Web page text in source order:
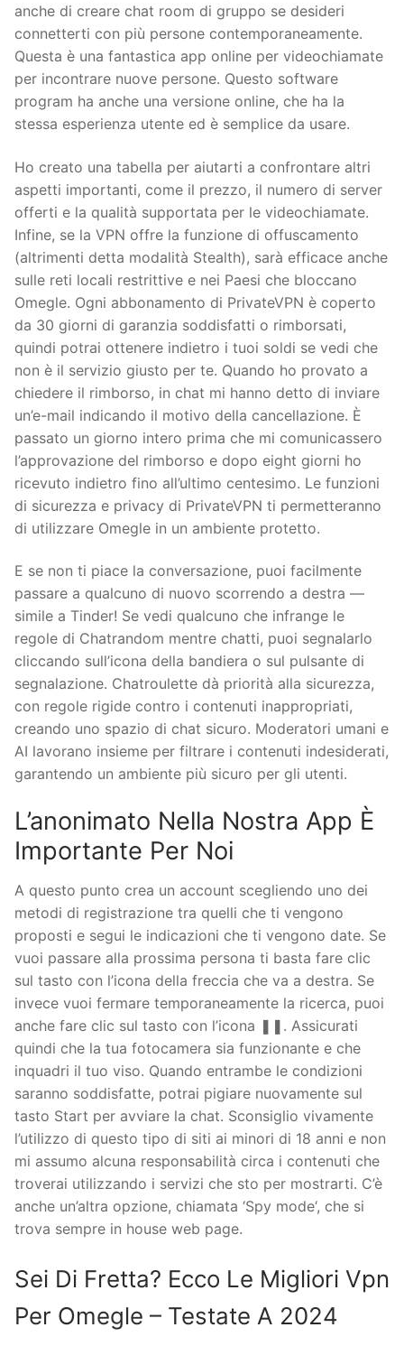
anche di creare chat room di gruppo se desideri
connetterti con più persone contemporaneamente.
Questa è una fantastica app online per videochiamate
per incontrare nuove persone. Questo software
program ha anche una versione online, che ha la
stessa esperienza utente ed è semplice da usare.
Ho creato una tabella per aiutarti a confrontare altri
aspetti importanti, come il prezzo, il numero di server
offerti e la qualità supportata per le videochiamate.
Infine, se la VPN offre la funzione di offuscamento
(altrimenti detta modalità Stealth), sarà efficace anche
sulle reti locali restrittive e nei Paesi che bloccano
Omegle. Ogni abbonamento di PrivateVPN è coperto
da 30 giorni di garanzia soddisfatti o rimborsati,
quindi potrai ottenere indietro i tuoi soldi se vedi che
non è il servizio giusto per te. Quando ho provato a
chiedere il rimborso, in chat mi hanno detto di inviare
un’e-mail indicando il motivo della cancellazione. È
passato un giorno intero prima che mi comunicassero
l’approvazione del rimborso e dopo eight giorni ho
ricevuto indietro fino all’ultimo centesimo. Le funzioni
di sicurezza e privacy di PrivateVPN ti permetteranno
di utilizzare Omegle in un ambiente protetto.
E se non ti piace la conversazione, puoi facilmente
passare a qualcuno di nuovo scorrendo a destra —
simile a Tinder! Se vedi qualcuno che infrange le
regole di Chatrandom mentre chatti, puoi segnalarlo
cliccando sull’icona della bandiera o sul pulsante di
segnalazione. Chatroulette dà priorità alla sicurezza,
con regole rigide contro i contenuti inappropriati,
creando uno spazio di chat sicuro. Moderatori umani e
AI lavorano insieme per filtrare i contenuti indesiderati,
garantendo un ambiente più sicuro per gli utenti.
L’anonimato Nella Nostra App È
Importante Per Noi
A questo punto crea un account scegliendo uno dei
metodi di registrazione tra quelli che ti vengono
proposti e segui le indicazioni che ti vengono date. Se
vuoi passare alla prossima persona ti basta fare clic
sul tasto con l’icona della freccia che va a destra. Se
invece vuoi fermare temporaneamente la ricerca, puoi
anche fare clic sul tasto con l’icona ❚❚. Assicurati
quindi che la tua fotocamera sia funzionante e che
inquadri il tuo viso. Quando entrambe le condizioni
saranno soddisfatte, potrai pigiare nuovamente sul
tasto Start per avviare la chat. Sconsiglio vivamente
l’utilizzo di questo tipo di siti ai minori di 18 anni e non
mi assumo alcuna responsabilità circa i contenuti che
troverai utilizzando i servizi che sto per mostrarti. C’è
anche un’altra opzione, chiamata ‘Spy mode‘, che si
trova sempre in house web page.
Sei Di Fretta? Ecco Le Migliori Vpn
Per Omegle – Testate A 2024